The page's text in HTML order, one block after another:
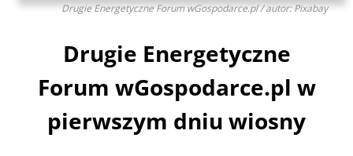
Drugie Energetyczne Forum wGospodarce.pl / autor: Pixabay
Drugie Energetyczne
Forum wGospodarce.pl w
pierwszym dniu wiosny